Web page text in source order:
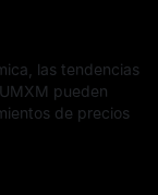
las tendencias
pueden
de precios